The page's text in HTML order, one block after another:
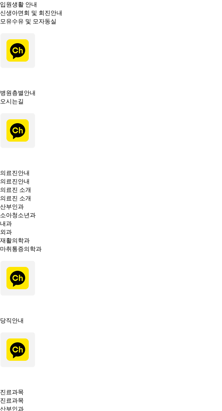
입원생활 안내
신생아면회 및 회진안내
모유수유 및 모자동실
병원층별안내
오시는길
의료진안내
의료진안내
의료진 소개
의료진 소개
산부인과
소아청소년과
내과
외과
재활의학과
마취통증의학과
당직안내
진료과목
진료과목
산부인과